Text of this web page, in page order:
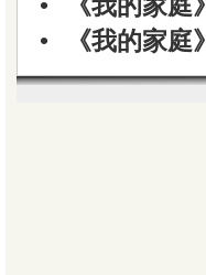
•
《我的家庭》